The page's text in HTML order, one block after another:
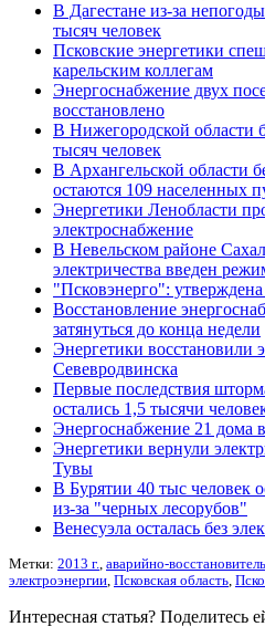
В Дагестане из-за
тысяч человек
Псковские энергетики
карельским коллегам
Энергоснабжение двух
восстановлено
В Нижегородской области
тысяч человек
В Архангельской области
остаются 109 населенных
Энергетики Ленобласти
электроснабжение
В Невельском районе
электричества введен
"Псковэнерго":
Восстановление
затянуться до конца недели
Энергетики восстановили
Севевродвинска
Первые последствия
остались 1,5 тысячи
Энергоснабжение 21 дома
Энергетики вернули
Тувы
В Бурятии 40 тыс человек
из-за "черных лесорубов"
Венесуэла осталась без
Метки: 2013 г. аварийно-
электроэнергии Псковская область
Интересная статья? Поделитесь